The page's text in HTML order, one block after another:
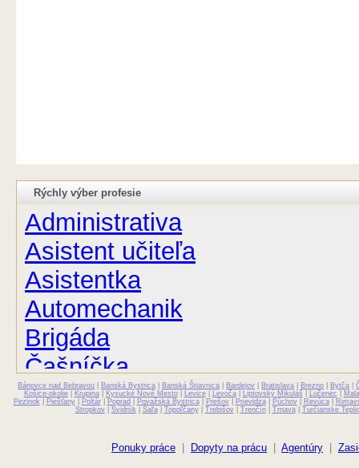
Rýchly výber profesie
Administrativa
Asistent učiteľa
Asistentka
Automechanik
Brigáda
Čašníčka
Čašník
Farmaceut
Bánovce nad Bebravou Banská Bystrica Banská Štiavnica Bardejov Bratislava Brezno Bytča |
Košice-okolie| Krupina| Kysucké Nové Mesto| Levice| Levoča| Liptovský Mikuláš Lučenec
Pezinok
Piešťany| Poltár| Poprad Považská Bystrica| Prešov| Prievidza| Púchov| Revúca|
Stropkov| Svidník Šaľa| Topoľčany| Trebišov| Trenčín| Trnava| Turčianske
Ponuky práce Dopyty na prácu Agentúry